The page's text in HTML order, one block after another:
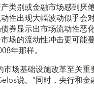
类别或金融市场感到厌
性出现大幅波动似乎会
券显示出市场流动性恶
场的流动性冲击更可能
年那样。
场基础设施改革至关
说。“同时，央行和